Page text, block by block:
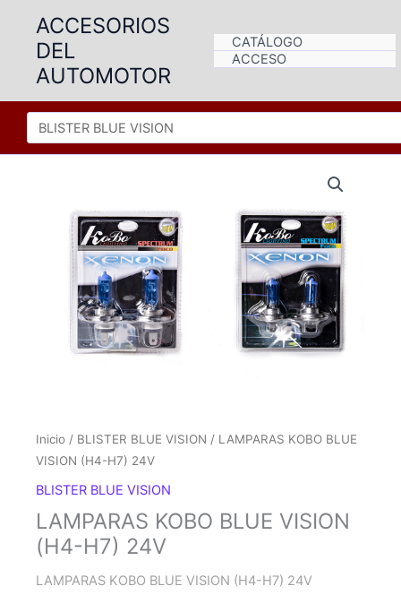
contenido
ACCESORIOS
DEL
AUTOMOTOR
CATÁLOGO
ACCESO
Inicio / BLISTER BLUE VISION / LAMPARAS KOBO BLUE
VISION (H4-H7) 24V
BLISTER BLUE VISION
LAMPARAS KOBO BLUE VISION
(H4-H7) 24V
LAMPARAS KOBO BLUE VISION (H4-H7) 24V